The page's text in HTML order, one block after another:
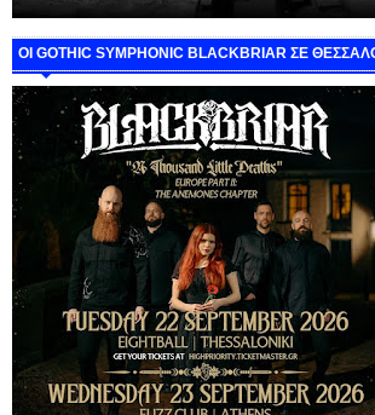
ΟΙ GOTHIC SYMPHONIC BLACKBRIAR ΣΕ